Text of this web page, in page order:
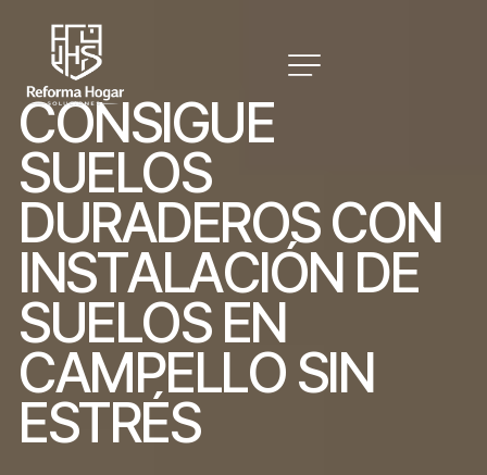
CONSIGUE
SUELOS
DURADEROSCON
INSTALACIÓN DE
SUELOS EN
CAMPELLO SIN
ESTRÉS